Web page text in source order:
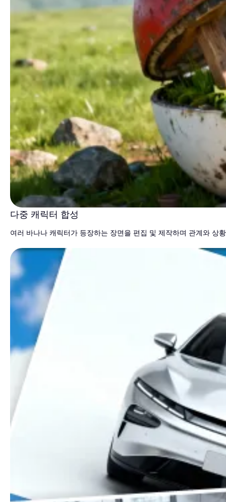
다중 캐릭터 합성
여러 바나나 캐릭터가 등장하는 장면을 편집 및 제작하며 관계와 상